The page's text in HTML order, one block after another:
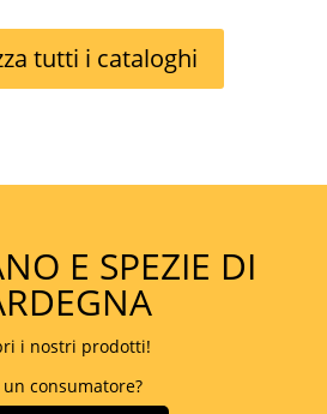
tutti i cataloghi
E SPEZIE DI
i nostri prodotti!
un consumatore?